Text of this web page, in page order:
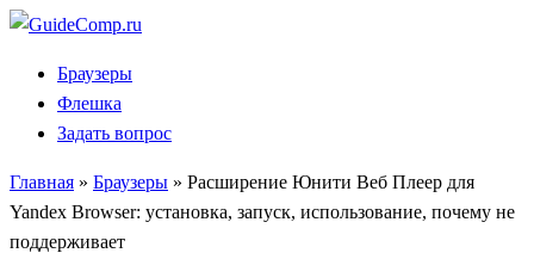
Перейти
содержанию
Браузеры
Флешка
Задать вопрос
Главная » Браузеры » Расширение Юнити Веб Плеер для
Yandex Browser: установка, запуск, использование, почему не
поддерживает